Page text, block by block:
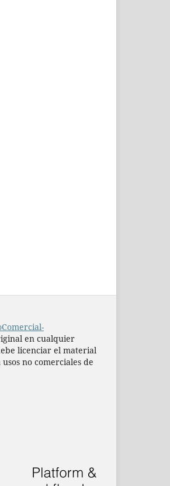
en cualquier
licenciar el material
no comerciales de